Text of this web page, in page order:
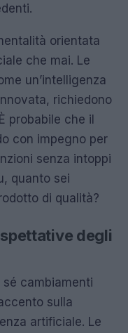
orientata
che mai. Le
un’intelligenza
richiedono
probabile che il
con impegno per
senza intoppi
quanto sei
di qualità?
degli
cambiamenti
sulla
artificiale. Le